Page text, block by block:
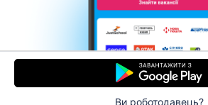
Ви роботодавець?
Контакти Про нас
Допомога